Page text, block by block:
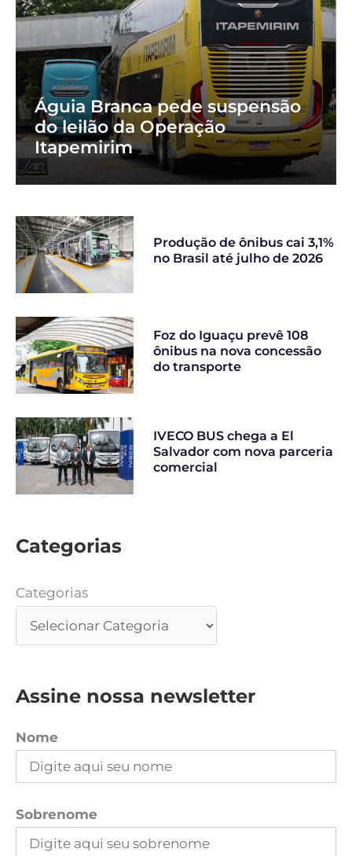
Águia Branca pede suspensão
do leilão da Operação
Itapemirim
Produção de ônibus cai 3,1%
no Brasil até julho de 2026
Foz do Iguaçu prevê 108
ônibus na nova concessão
do transporte
IVECO BUS chega a El
Salvador com nova parceria
comercial
Categorias
Categorias
Assine nossa newsletter
Nome
Sobrenome